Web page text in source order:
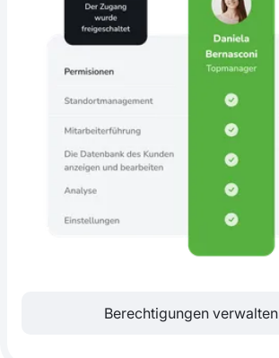
Berechtigungen verwalten